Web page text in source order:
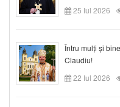
25 Iul 2026
Întru mulți și
Claudiu!
22 Iul 2026